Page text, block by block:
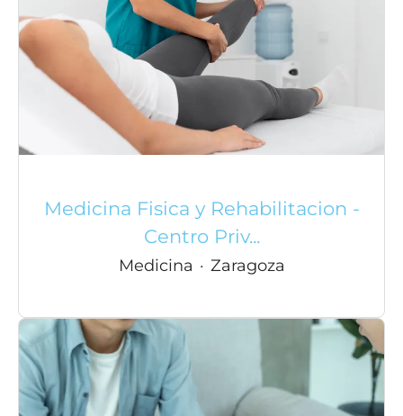
Medicina Fisica y Rehabilitacion -
Centro Priv...
Medicina · Zaragoza